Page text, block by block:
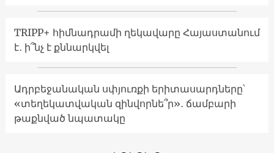
TRIPP+ հիմնադրամի ղեկավարը Հայաստանում
է․ ի՞նչ է քննարկվել
Ադրբեջանական սփյուռքի երիտասարդները՝
«տեղեկատվական զինվորնե՞ր»․ ճամբարի
թաքնված նպատակը